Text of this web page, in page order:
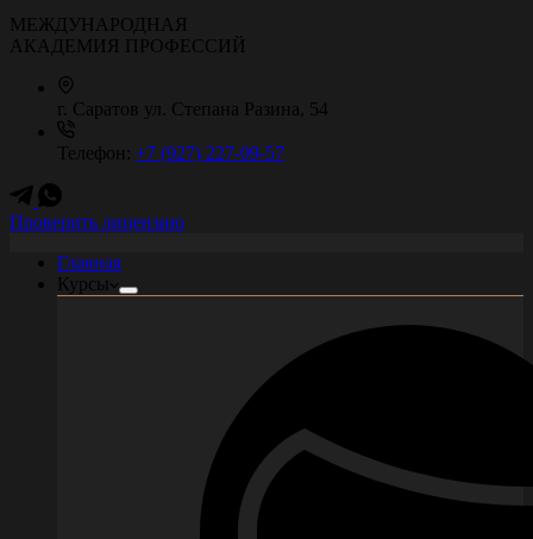
МЕЖДУНАРОДНАЯ
АКАДЕМИЯ ПРОФЕССИЙ
г. Саратов ул. Степана Разина, 54
Телефон: +7 (927) 227-09-57
Проверить лицензию
Главная
Курсы